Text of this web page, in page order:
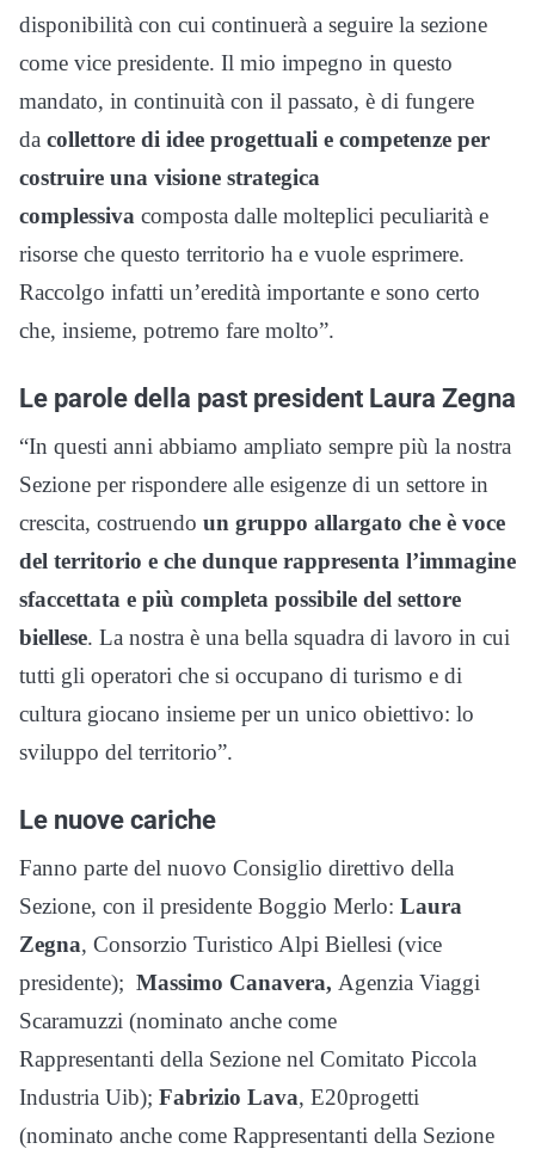
disponibilità con cui continuerà a seguire la sezione
come vice presidente. Il mio impegno in questo
mandato, in continuità con il passato, è di fungere
da collettore di idee progettuali e competenze per
costruire una visione strategica
complessiva composta dalle molteplici peculiarità e
risorse che questo territorio ha e vuole esprimere.
Raccolgo infatti un’eredità importante e sono certo
che, insieme, potremo fare molto”.
Le parole della past president Laura Zegna
“In questi anni abbiamo ampliato sempre più la nostra
Sezione per rispondere alle esigenze di un settore in
crescita, costruendo un gruppo allargato che è voce
del territorio e che dunque rappresenta l’immagine
sfaccettata e più completa possibile del settore
biellese. La nostra è una bella squadra di lavoro in cui
tutti gli operatori che si occupano di turismo e di
cultura giocano insieme per un unico obiettivo: lo
sviluppo del territorio”.
Le nuove cariche
Fanno parte del nuovo Consiglio direttivo della
Sezione, con il presidente Boggio Merlo: Laura
Zegna, Consorzio Turistico Alpi Biellesi (vice
presidente); Massimo Canavera, Agenzia Viaggi
Scaramuzzi (nominato anche come
Rappresentanti della Sezione nel Comitato Piccola
Industria Uib); Fabrizio Lava, E20progetti
(nominato anche come Rappresentanti della Sezione